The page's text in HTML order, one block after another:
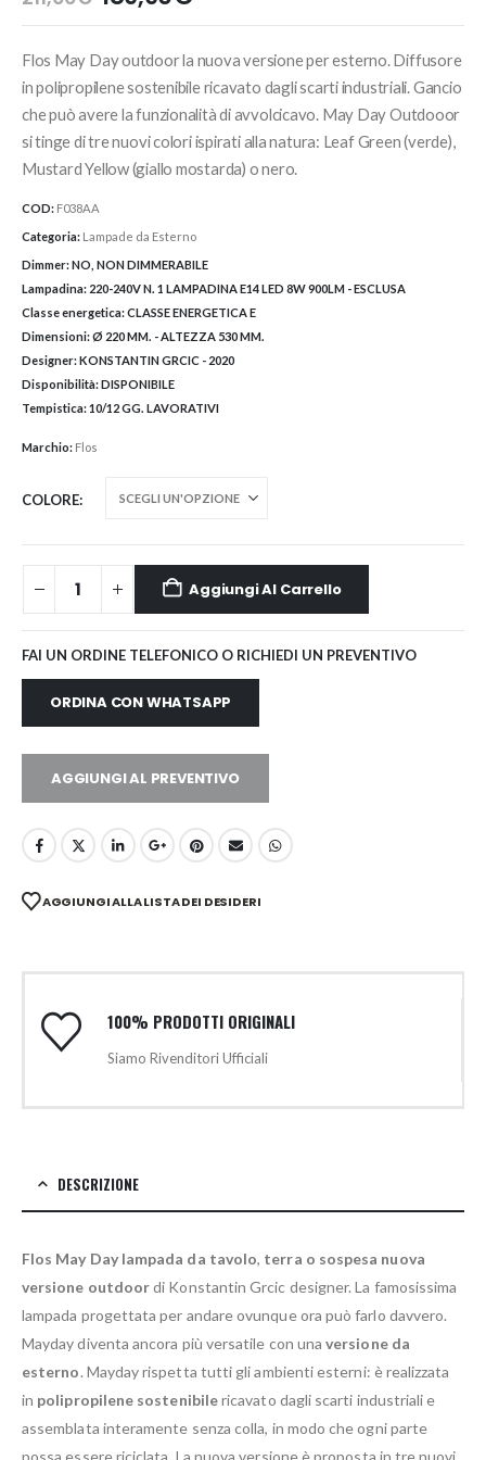
prezzo
era:
211,00€.
prezzo
è:
189,90€.
Flos May Day outdoor la nuova versione per esterno. Diffusore
in polipropilene sostenibile ricavato dagli scarti industriali. Gancio
che può avere la funzionalità di avvolcicavo. May Day Outdooor
si tinge di tre nuovi colori ispirati alla natura: Leaf Green (verde),
Mustard Yellow (giallo mostarda) o nero.
COD: F038AA
Categoria: Lampade da Esterno
Dimmer:NO, NON DIMMERABILE
Lampadina: 220-240V N. 1 LAMPADINA E14 LED 8W 900LM - ESCLUSA
Classe energetica:CLASSE ENERGETICA E
Dimensioni:Ø 220 MM. - ALTEZZA 530 MM.
Designer:KONSTANTIN GRCIC - 2020
Disponibilità:DISPONIBILE
Tempistica:10/12 GG. LAVORATIVI
Marchio: Flos
COLORE
Aggiungi Al Carrello
FAI UN ORDINE TELEFONICO O RICHIEDI UN PREVENTIVO
ORDINA CON WHATSAPP
AGGIUNGI AL PREVENTIVO
AGGIUNGI ALLA LISTA DEI DESIDERI
100% PRODOTTI ORIGINALI
Siamo Rivenditori Ufficiali
DESCRIZIONE
Flos May Day lampada da tavolo, terra o sospesa nuova
versione outdoordi Konstantin Grcic designer. La famosissima
lampada progettata per andare ovunque ora può farlo davvero.
Mayday diventa ancora più versatile con unaversione da
esterno. Mayday rispetta tutti gli ambienti esterni: è realizzata
in polipropilene sostenibilericavato dagli scarti industriali e
assemblata interamente senza colla, in modo che ogni parte
possa essere riciclata. La nuova versione è proposta in tre nuovi